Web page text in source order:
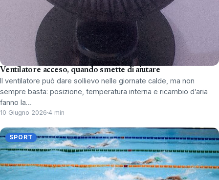
Ventilatore acceso, quando smette di aiutare
Il ventilatore può dare sollievo nelle giornate calde, ma non
sempre basta: posizione, temperatura interna e ricambio d’aria
fanno la…
10 Giugno 2026 4 min
SPORT